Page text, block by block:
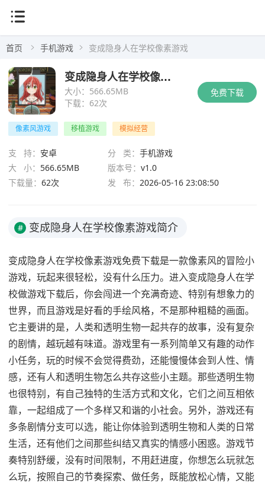
首页 手机游戏 变成隐身人在学校像素游戏
免费下载
大小： 566.65MB
下载： 62次
变成隐身人在学校像素游戏
像素风游戏 移植游戏 模拟经营
支 持： 安卓 分 类： 手机游戏
大 小： 566.65MB 版本号： v1.0
下载量： 62次 发 布： 2026-05-16 23:08:50
# 变成隐身人在学校像素游戏简介
变成隐身人在学校像素游戏免费下载是一款像素风的冒险小
游戏，玩起来很轻松，没有什么压力。进入变成隐身人在学
校做游戏下载后，你会闯进一个充满奇迹、特别有想象力的
世界，而且游戏是好看的手绘风格，不是那种粗糙的画面。
它主要讲的是，人类和透明生物一起共存的故事，没有复杂
的剧情，越玩越有味道。游戏里有一系列简单又有趣的动作
小任务，玩的时候不会觉得费劲，还能慢慢体会到人性、情
感，还有人和透明生物怎么共存这些小主题。那些透明生物
也很特别，有自己独特的生活方式和文化，它们之间互相依
靠，一起组成了一个多样又和谐的小社会。另外，游戏还有
多条剧情分支可以选，能让你体验到透明生物和人类的日常
生活，还有他们之间那些纠结又真实的情感小困惑。游戏节
奏特别舒缓，没有时间限制，不用赶进度，你想怎么玩就怎
么玩，按照自己的节奏探索、做任务，既能放松心情，又能